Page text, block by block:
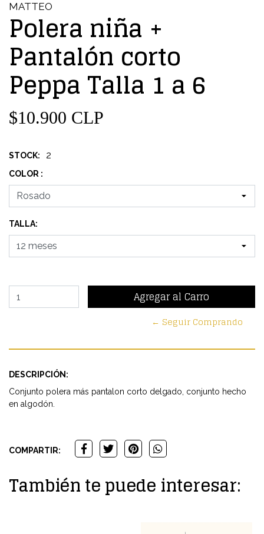
MATTEO
Polera niña +
Pantalón corto
Peppa Talla 1 a 6
$10.900 CLP
STOCK: 2
COLOR :
TALLA:
← Seguir Comprando
DESCRIPCIÓN:
Conjunto polera más pantalon corto delgado, conjunto hecho
en algodón.
COMPARTIR:
También te puede interesar: